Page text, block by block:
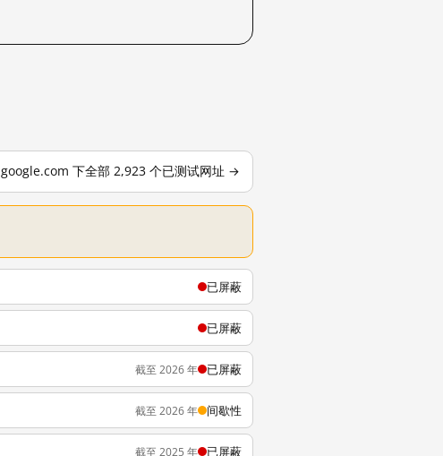
google.com 下全部 2,923 个已测试网址 →
已屏蔽
已屏蔽
截至 2026 年 已屏蔽
截至 2026 年 间歇性
截至 2025 年 已屏蔽